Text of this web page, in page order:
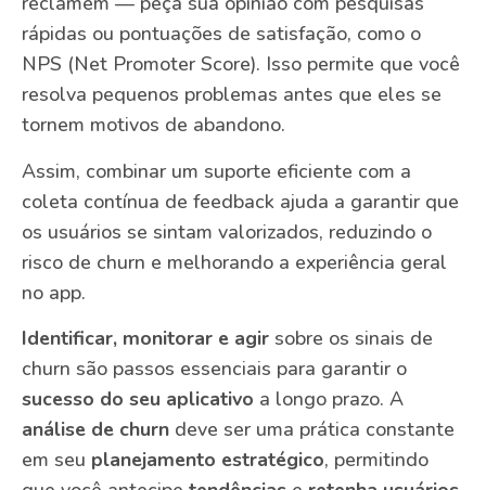
rápidas ou pontuações de satisfação, como o
NPS (Net Promoter Score). Isso permite que você
resolva pequenos problemas antes que eles se
tornem motivos de abandono.
Assim, combinar um suporte eficiente com a
coleta contínua de feedback ajuda a garantir que
os usuários se sintam valorizados, reduzindo o
risco de churn e melhorando a experiência geral
no app.
Identificar, monitorar e agir sobre os sinais de
churn são passos essenciais para garantir o
sucesso do seu aplicativo a longo prazo. A
análise de churn deve ser uma prática constante
em seu planejamento estratégico, permitindo